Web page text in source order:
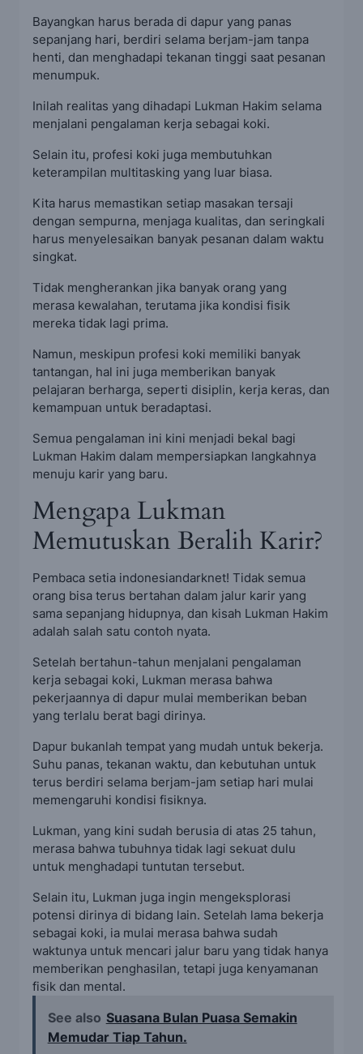
Bayangkan harus berada di dapur yang panas
sepanjang hari, berdiri selama berjam-jam tanpa
henti, dan menghadapi tekanan tinggi saat pesanan
menumpuk.
Inilah realitas yang dihadapi Lukman Hakim selama
menjalani pengalaman kerja sebagai koki.
Selain itu, profesi koki juga membutuhkan
keterampilan multitasking yang luar biasa.
Kita harus memastikan setiap masakan tersaji
dengan sempurna, menjaga kualitas, dan seringkali
harus menyelesaikan banyak pesanan dalam waktu
singkat.
Tidak mengherankan jika banyak orang yang
merasa kewalahan, terutama jika kondisi fisik
mereka tidak lagi prima.
Namun, meskipun profesi koki memiliki banyak
tantangan, hal ini juga memberikan banyak
pelajaran berharga, seperti disiplin, kerja keras, dan
kemampuan untuk beradaptasi.
Semua pengalaman ini kini menjadi bekal bagi
Lukman Hakim dalam mempersiapkan langkahnya
menuju karir yang baru.
Mengapa Lukman
Memutuskan Beralih Karir?
Pembaca setia indonesiandarknet! Tidak semua
orang bisa terus bertahan dalam jalur karir yang
sama sepanjang hidupnya, dan kisah Lukman Hakim
adalah salah satu contoh nyata.
Setelah bertahun-tahun menjalani pengalaman
kerja sebagai koki, Lukman merasa bahwa
pekerjaannya di dapur mulai memberikan beban
yang terlalu berat bagi dirinya.
Dapur bukanlah tempat yang mudah untuk bekerja.
Suhu panas, tekanan waktu, dan kebutuhan untuk
terus berdiri selama berjam-jam setiap hari mulai
memengaruhi kondisi fisiknya.
Lukman, yang kini sudah berusia di atas 25 tahun,
merasa bahwa tubuhnya tidak lagi sekuat dulu
untuk menghadapi tuntutan tersebut.
Selain itu, Lukman juga ingin mengeksplorasi
potensi dirinya di bidang lain. Setelah lama bekerja
sebagai koki, ia mulai merasa bahwa sudah
waktunya untuk mencari jalur baru yang tidak hanya
memberikan penghasilan, tetapi juga kenyamanan
fisik dan mental.
See also Suasana Bulan Puasa Semakin
Memudar Tiap Tahun.